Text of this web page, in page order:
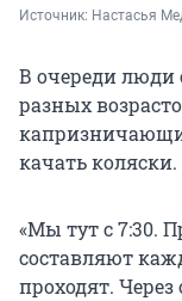
Источник: Настасья
В очереди
разных
качать коляски.
«Мы тут с 7:30.
составляют
проходят. Через